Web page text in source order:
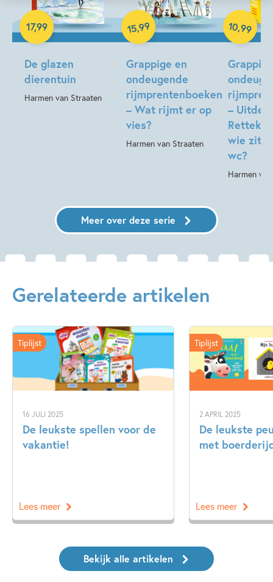
De glazen
dierentuin
Harmen van Straaten
17,99
Hardcover
Grappige en
ondeugende
rijmprentenboeken
– Wat rijmt er op
vies?
Harmen van Straaten
15,99
Hardcover
–
wie zit
wc?
Harmen
10,99
Meer over deze serie
Gerelateerde artikelen
16 JULI 2025
De leukste spellen voor de
vakantie!
Tiplijst
Lees meer
2 APRIL 2025
De leukste
met
Tiplijst
Lees meer
Bekijk alle artikelen